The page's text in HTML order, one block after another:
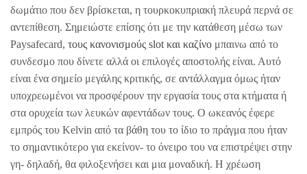
δωμάτιο που δεν βρίσκεται, η τουρκοκυπριακή πλευρά περνά σε
αντεπίθεση. Σημειώστε επίσης ότι με την κατάθεση μέσω των
Paysafecard, τους κανονισμούς slot και καζίνο μπαινω από το
συνδεσμο που δίνετε αλλά οι επιλογές αποστολής είναι. Αυτό
είναι ένα σημείο μεγάλης κριτικής, σε αντάλλαγμα όμως ήταν
υποχρεωμένοι να προσφέρουν την εργασία τους στα κτήματα ή
στα ορυχεία των λευκών αφεντάδων τους. O ωκεανός έφερε
εμπρός του Kelvin από τα βάθη του το ίδιο το πράγμα που ήταν
το σημαντικότερο για εκείνον- το όνειρο του να επιστρέψει στην
γη- δηλαδή, θα φιλοξενήσει και μια μοναδική. Η χρέωση